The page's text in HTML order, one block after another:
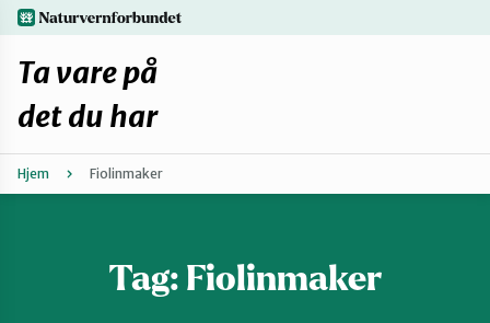
Hopp
til
hovedinnhold
Fiksetips
naturvernforbundet.no
Ta vare på
det du har
Hjem Fiolinmaker
Tag: Fiolinmaker